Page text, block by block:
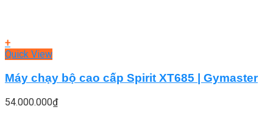
+
Quick View
Máy chạy bộ cao cấp Spirit XT685 | Gymaster
54.000.000₫